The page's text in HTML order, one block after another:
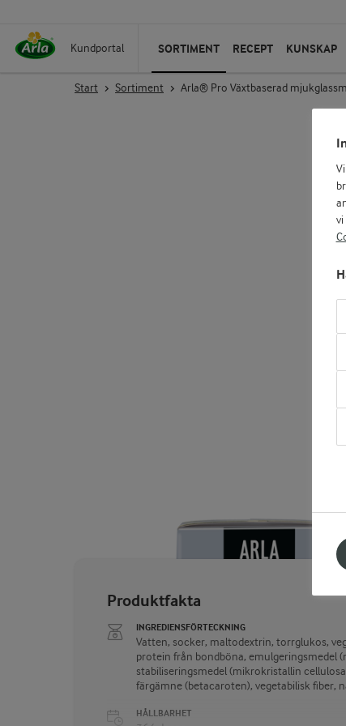
Kundportal SORTIMENT RECEPT KUNSKAP
Start Sortiment Arla® Pro Växtbaserad
Produktfakta
INGREDIENSFÖRTECKNING
Vatten, socker, maltodextrin, torrglukos,
protein från bondböna, emulgeringsmedel
stabiliseringsmedel (mikrokristallin
färgämne (betacaroten), vegetabilisk fiber,
HÅLLBARHET
vi